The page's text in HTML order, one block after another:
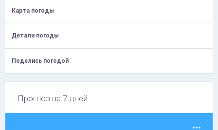
Карта погоды
Детали погоды
Поделись погодой
Прогноз на 7 дней